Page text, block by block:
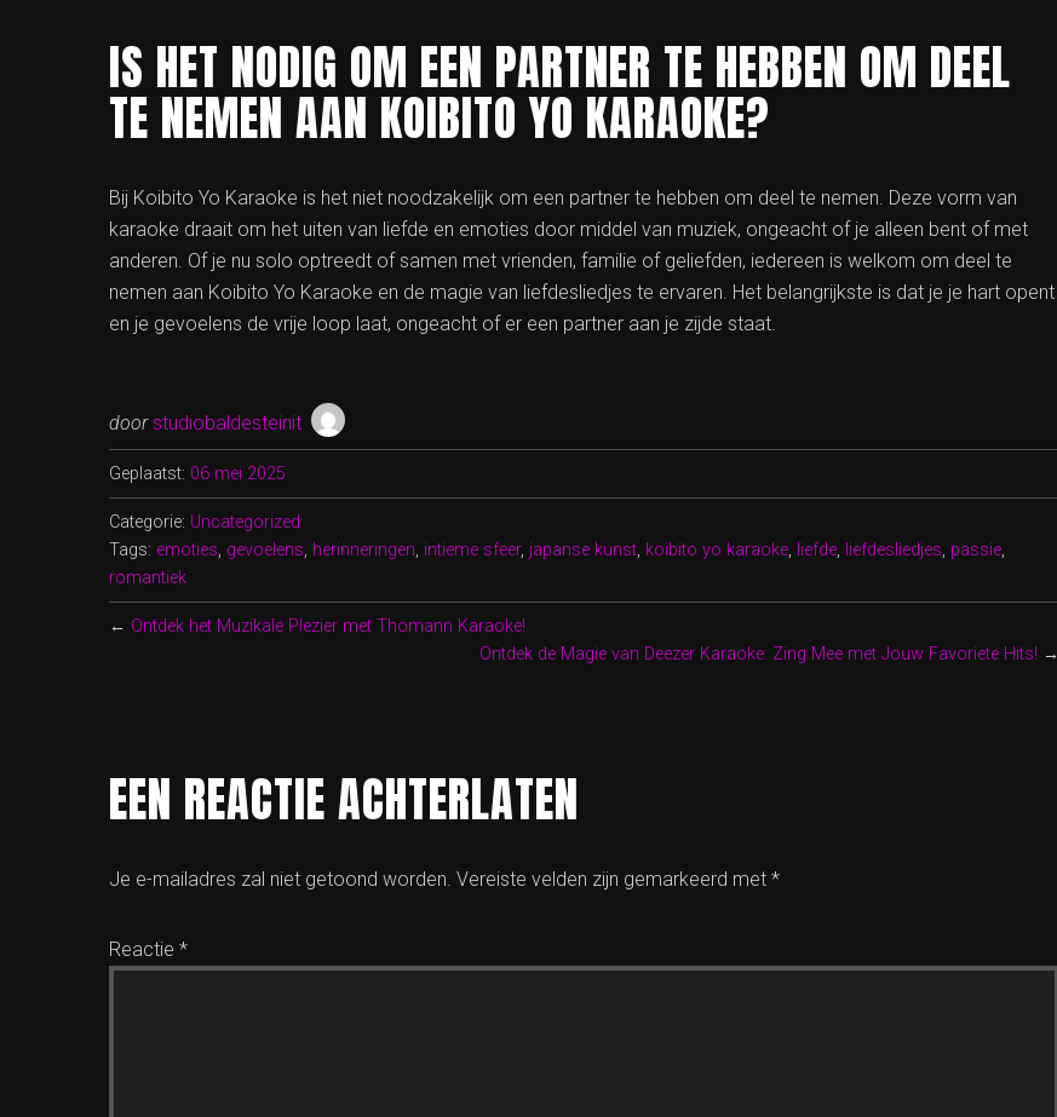
IS HET NODIG OM EEN PARTNER TE HEBBEN OM DEEL
TE NEMEN AAN KOIBITO YO KARAOKE?
Bij Koibito Yo Karaoke is het niet noodzakelijk om een partner te hebben om deel te nemen. Deze vorm van
karaoke draait om het uiten van liefde en emoties door middel van muziek, ongeacht of je alleen bent of met
anderen. Of je nu solo optreedt of samen met vrienden, familie of geliefden, iedereen is welkom om deel te
nemen aan Koibito Yo Karaoke en de magie van liefdesliedjes te ervaren. Het belangrijkste is dat je je hart opent
en je gevoelens de vrije loop laat, ongeacht of er een partner aan je zijde staat.
door studiobaldesteinit
Geplaatst: 06 mei 2025
Categorie: Uncategorized
Tags: emoties, gevoelens, herinneringen, intieme sfeer, japanse kunst, koibito yo karaoke, liefde, liefdesliedjes, passie,
romantiek
← Ontdek het Muzikale Plezier met Thomann Karaoke!
Ontdek de Magie van Deezer Karaoke: Zing Mee met Jouw Favoriete Hits! →
EEN REACTIE ACHTERLATEN
Je e-mailadres zal niet getoond worden. Vereiste velden zijn gemarkeerd met *
Reactie *